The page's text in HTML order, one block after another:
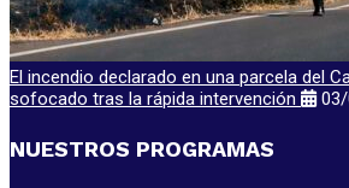
El incendio declarado en una parcela del
sofocado tras la rápida intervención
03/
NUESTROS PROGRAMAS